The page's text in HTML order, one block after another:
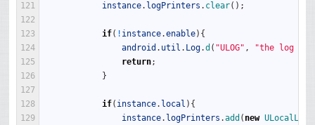
121
122
123
124
125
126
127
128
129
instance. logPrinters . clear( ) ;
if( ! instance.enable) {
android . util . Log.d ( "ULOG" ,
"the log is
return;
}
if( instance. local ) {
instance. logPrinters .add ( new ULocalLog